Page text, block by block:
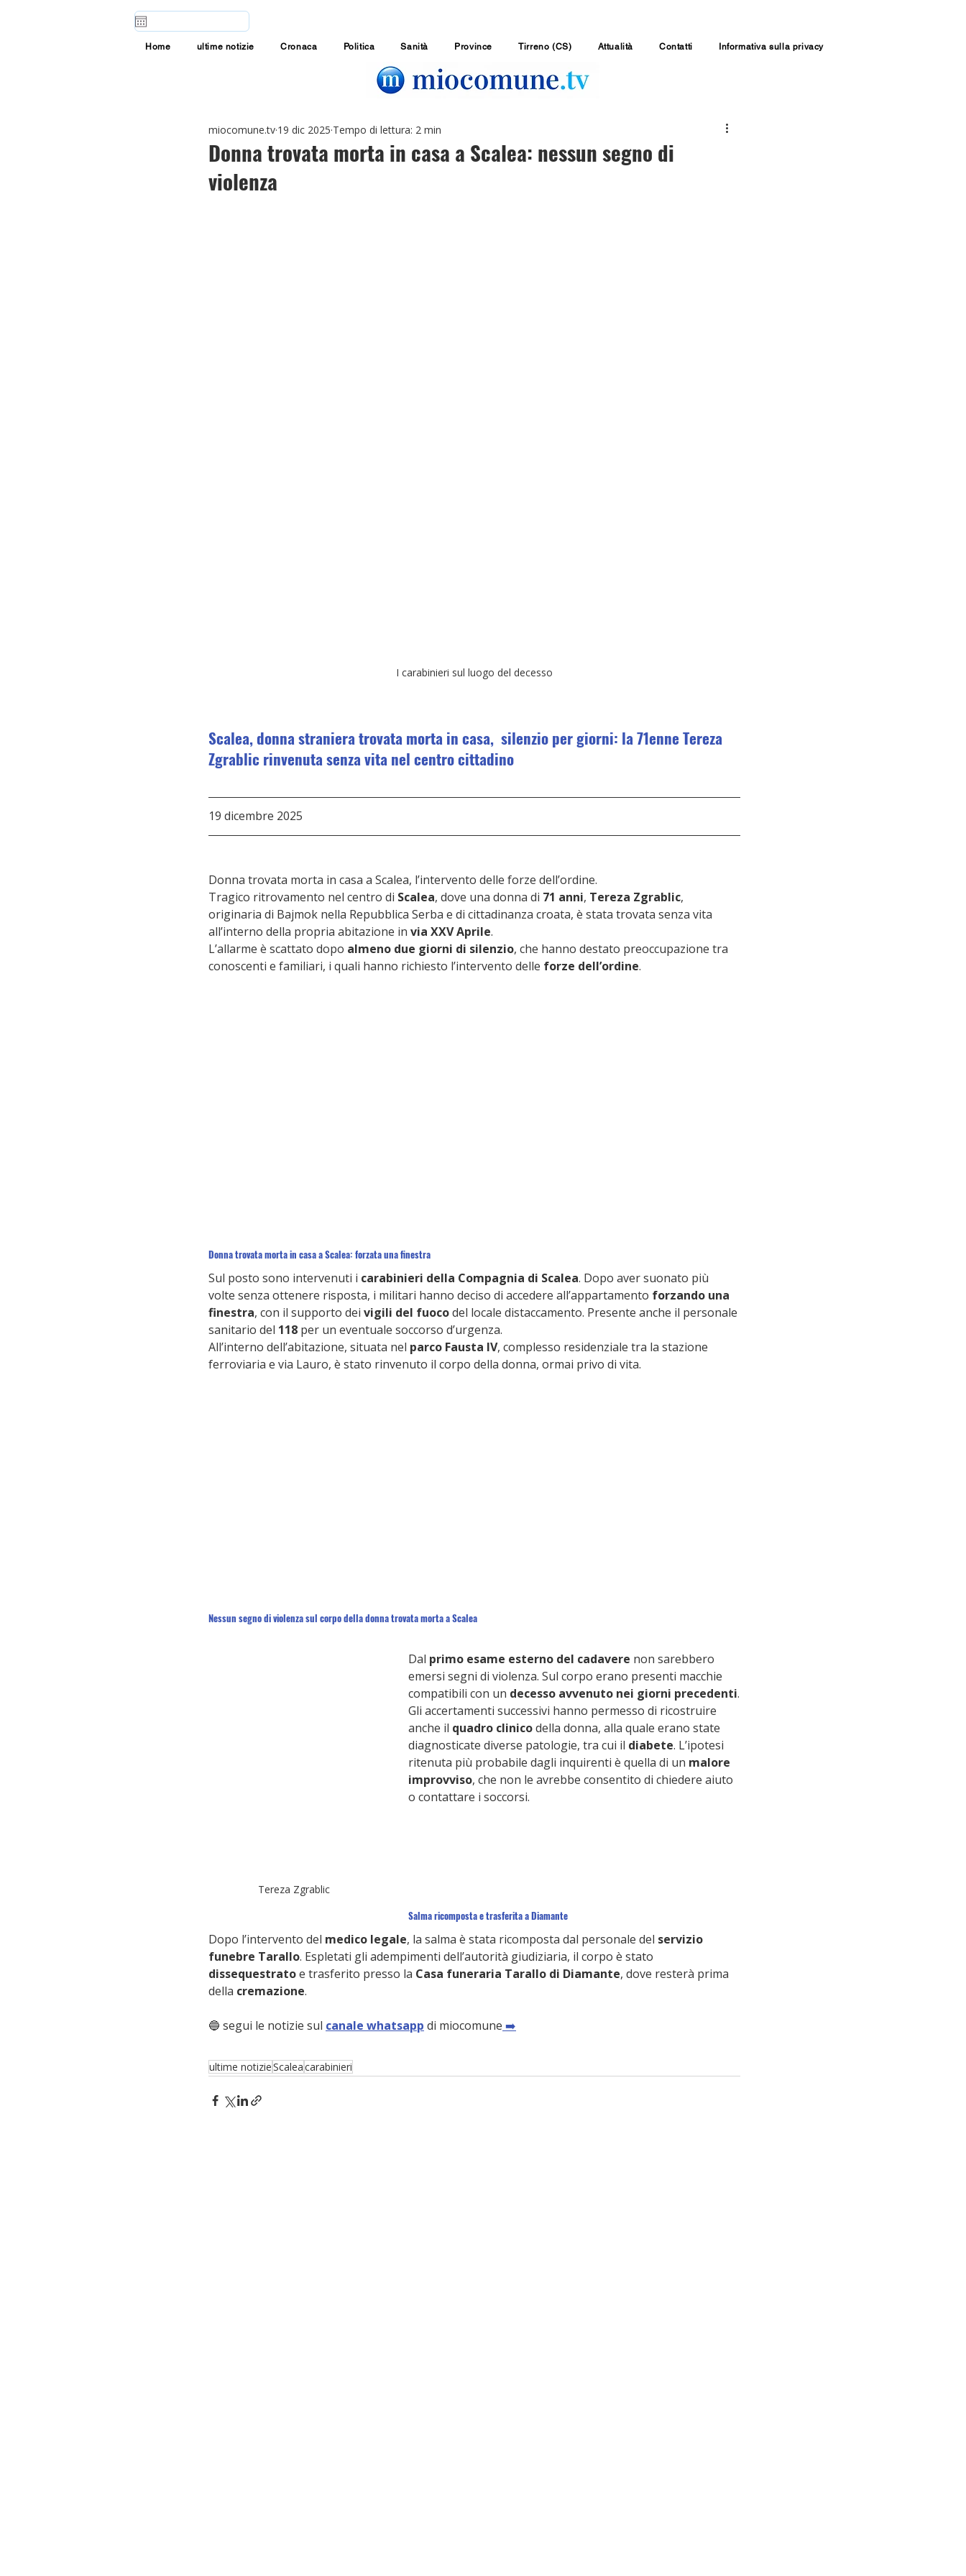
Home ultime notizie Cronaca Politica Sanità Province Tirreno (CS) Attualità Contatti Informativa sulla privacy
Donna trovata morta in casa a Scalea: nessun segno di
violenza
miocomune.tv 19 dic 2025 Tempo di lettura: 2 min
I carabinieri sul luogo del decesso
Scalea, donna straniera trovata morta in casa,  silenzio per giorni: la 71enne Tereza
Zgrablic rinvenuta senza vita nel centro cittadino
19 dicembre 2025
Donna trovata morta in casa a Scalea, l’intervento delle forze dell’ordine.
Tragico ritrovamento nel centro di Scalea, dove una donna di 71 anni, Tereza Zgrablic,
originaria di Bajmok nella Repubblica Serba e di cittadinanza croata, è stata trovata senza vita
all’interno della propria abitazione in via XXV Aprile.
L’allarme è scattato dopo almeno due giorni di silenzio, che hanno destato preoccupazione tra
conoscenti e familiari, i quali hanno richiesto l’intervento delle forze dell’ordine.
Donna trovata morta in casa a Scalea: forzata una finestra
Sul posto sono intervenuti i carabinieri della Compagnia di Scalea. Dopo aver suonato più
volte senza ottenere risposta, i militari hanno deciso di accedere all’appartamento forzando una
finestra, con il supporto dei vigili del fuoco del locale distaccamento. Presente anche il personale
sanitario del 118 per un eventuale soccorso d’urgenza.
All’interno dell’abitazione, situata nel parco Fausta IV, complesso residenziale tra la stazione
ferroviaria e via Lauro, è stato rinvenuto il corpo della donna, ormai privo di vita.
Nessun segno di violenza sul corpo della donna trovata morta a Scalea
Tereza Zgrablic
Dal primo esame esterno del cadavere non sarebbero
emersi segni di violenza. Sul corpo erano presenti macchie
compatibili con un decesso avvenuto nei giorni precedenti.
Gli accertamenti successivi hanno permesso di ricostruire
anche il quadro clinico della donna, alla quale erano state
diagnosticate diverse patologie, tra cui il diabete. L’ipotesi
ritenuta più probabile dagli inquirenti è quella di un malore
improvviso, che non le avrebbe consentito di chiedere aiuto
o contattare i soccorsi.
Salma ricomposta e trasferita a Diamante
Dopo l’intervento del medico legale, la salma è stata ricomposta dal personale del servizio
funebre Tarallo. Espletati gli adempimenti dell’autorità giudiziaria, il corpo è stato
dissequestrato e trasferito presso la Casa funeraria Tarallo di Diamante, dove resterà prima
della cremazione.
🔵 segui le notizie sul canale whatsapp di miocomune ➡️
ultime notizieScaleacarabinieri